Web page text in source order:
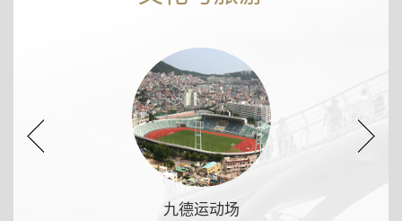
九德运动场